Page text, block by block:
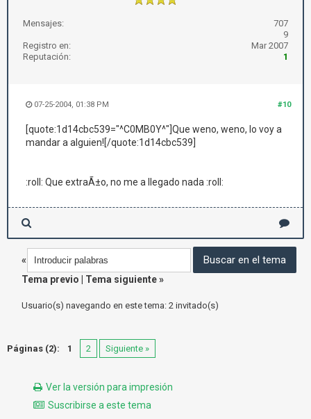
Mensajes:
707
9
Registro en:
Mar 2007
Reputación:
1
#10
07-25-2004, 01:38 PM
[quote:1d14cbc539="^C0MB0Y^"]Que weno, weno, lo voy a
mandar a alguien![/quote:1d14cbc539]
:roll: Que extraÃ±o, no me a llegado nada :roll:
«
Tema previo
Tema siguiente»
Usuario(s) navegando en este tema: 2 invitado(s)
Páginas (2): 1 2 Siguiente »
Ver la versión para impresión
Suscribirse a este tema